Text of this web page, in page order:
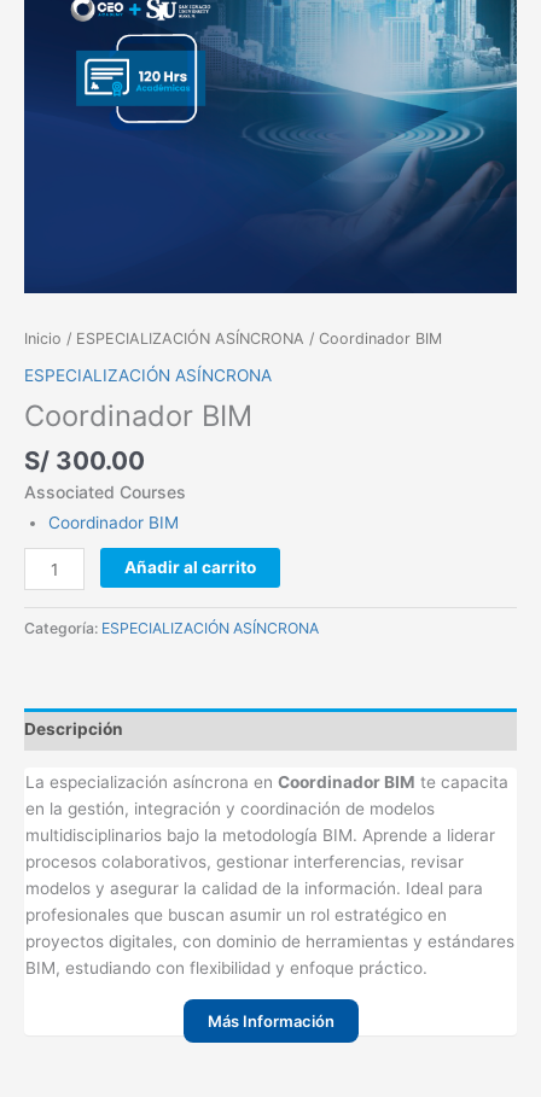
Inicio / ESPECIALIZACIÓN ASÍNCRONA / Coordinador BIM
ESPECIALIZACIÓN ASÍNCRONA
Coordinador BIM
S/ 300.00
Associated Courses
Coordinador BIM
Añadir al carrito
Categoría: ESPECIALIZACIÓN ASÍNCRONA
Descripción
La especialización asíncrona en Coordinador BIM te capacita
en la gestión, integración y coordinación de modelos
multidisciplinarios bajo la metodología BIM. Aprende a liderar
procesos colaborativos, gestionar interferencias, revisar
modelos y asegurar la calidad de la información. Ideal para
profesionales que buscan asumir un rol estratégico en
proyectos digitales, con dominio de herramientas y estándares
BIM, estudiando con flexibilidad y enfoque práctico.
Más Información